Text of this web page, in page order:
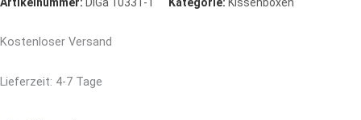
Kostenloser Versand
Lieferzeit: 4-7 Tage